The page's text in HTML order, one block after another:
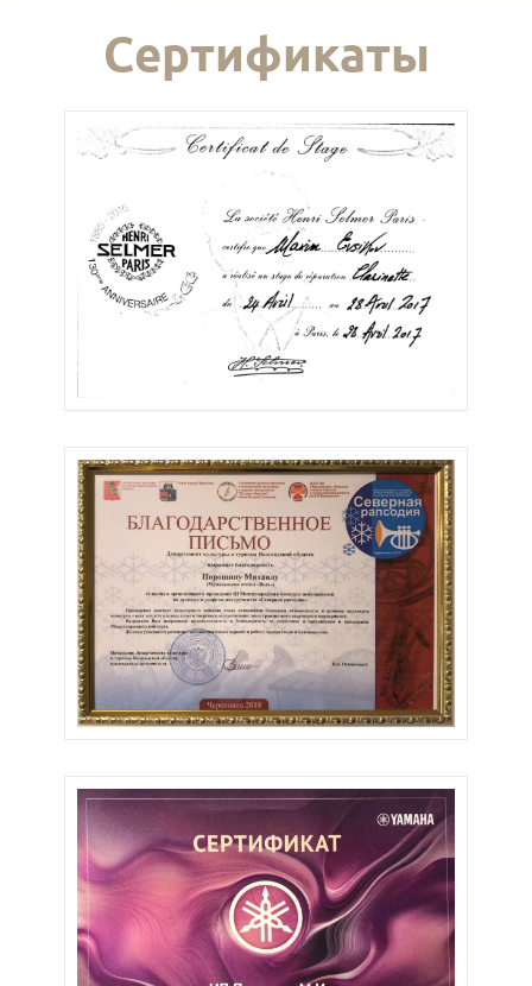
Сертификаты